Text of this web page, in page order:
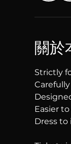
關於
Strictly
Easier
Dress to